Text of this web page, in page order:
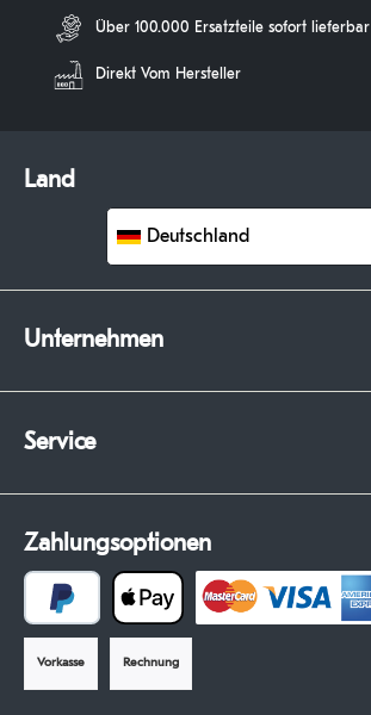
Über 100.000 Ersatzteile sofort lieferbar
Direkt Vom Hersteller
Land
Deutschland
Unternehmen
Service
Zahlungsoptionen
Vorkasse Rechnung